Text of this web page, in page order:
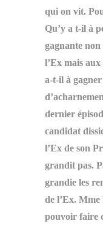
qui on vit.
Qu’y a t-il à
gagnante non
l’Ex mais
a-t-il à
dernier
candidat
l’Ex de son
grandit pas.
grandie les
de l’Ex.
pouvoir faire